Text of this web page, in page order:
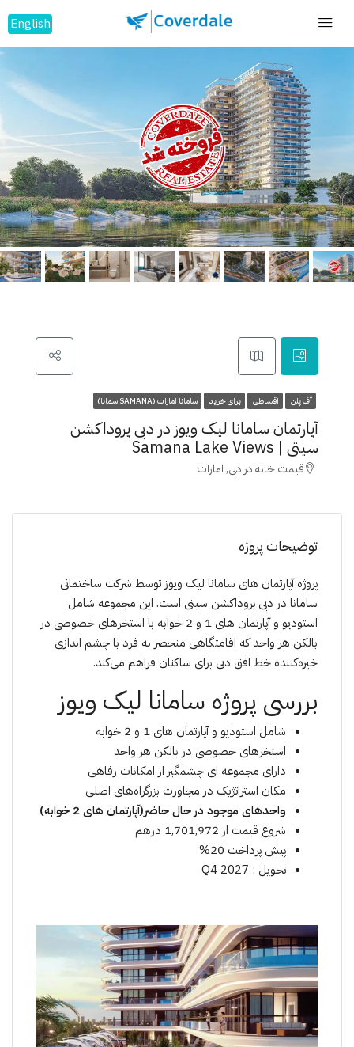
English
آف پلن اقساطی برای خرید سامانا امارات (SAMANA سمانا)
آپارتمان سامانا لیک ویوز در دبی پروداکشن
سیتی | Samana Lake Views
قیمت خانه در دبی, امارات
توضیحات پروژه
پروژه آپارتمان های سامانا لیک ویوز توسط شرکت ساختمانی
سامانا در دبی پروداکشن سیتی است. این مجموعه شامل
استودیو و آپارتمان های 1 و 2 خوابه با استخرهای خصوصی در
بالکن هر واحد که اقامتگاهی منحصر به فرد با چشم اندازی
خیره‌کننده خط افق دبی برای ساکنان فراهم می‌کند.
بررسی پروژه سامانا لیک ویوز
شامل استوذیو و آپارتمان های 1 و 2 خوابه
استخرهای خصوصی در بالکن هر واحد
دارای مجموعه ای چشمگیر از امکانات رفاهی
مکان استراتژیک در مجاورت بزرگراه‌های اصلی
واحدهای موجود در حال حاضر(آپارتمان های 2 خوابه)
شروع قیمت از 1,701,972 درهم
پیش پرداخت 20%
تحویل : Q4 2027